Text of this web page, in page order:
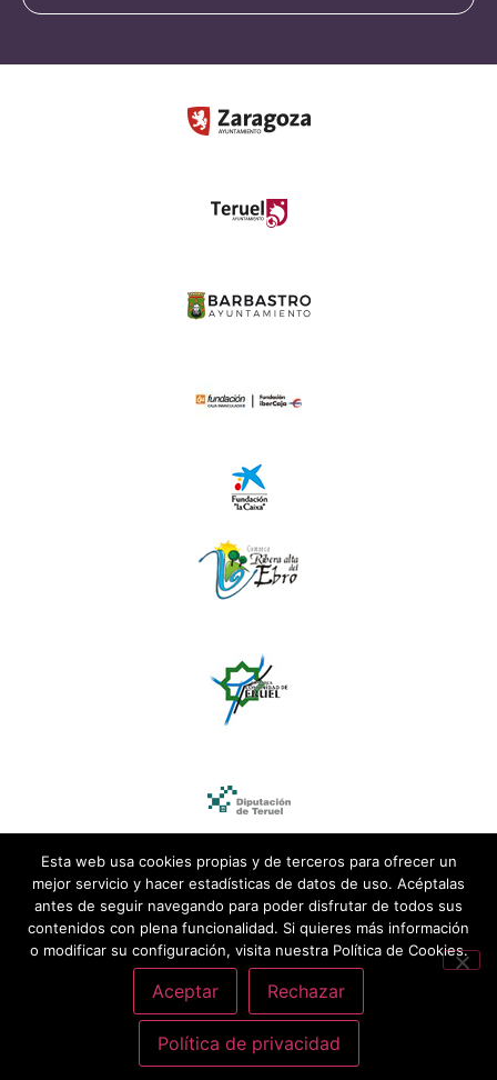
Esta web usa cookies propias y de terceros para ofrecer un
mejor servicio y hacer estadísticas de datos de uso. Acéptalas
antes de seguir navegando para poder disfrutar de todos sus
contenidos con plena funcionalidad. Si quieres más información
o modificar su configuración, visita nuestra Política de Cookies.
Aceptar Rechazar
Política de privacidad